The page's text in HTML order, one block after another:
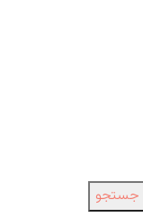
جستجو